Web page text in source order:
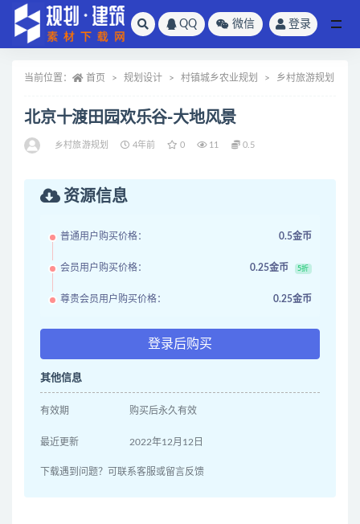
QQ 微信 登录
当前位置： 首页 规划设计 村镇城乡农业规划 乡村旅游规划
北京十渡田园欢乐谷-大地风景
乡村旅游规划 4年前 0 11 0.5
资源信息
普通用户购买价格： 0.5金币
会员用户购买价格： 0.25金币 5折
尊贵会员用户购买价格： 0.25金币
登录后购买
其他信息
有效期 购买后永久有效
最近更新 2022年12月12日
下载遇到问题？可联系客服或留言反馈
全部